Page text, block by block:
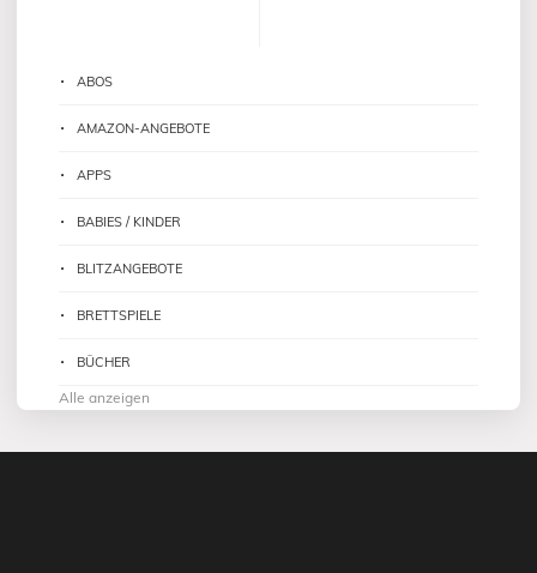
ABOS
AMAZON-ANGEBOTE
APPS
BABIES / KINDER
BLITZANGEBOTE
BRETTSPIELE
BÜCHER
Alle anzeigen